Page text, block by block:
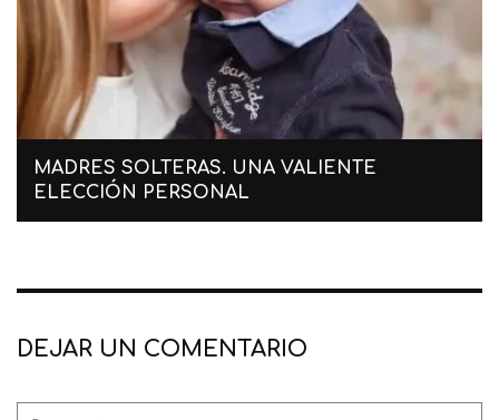
MADRES SOLTERAS. UNA VALIENTE
ELECCIÓN PERSONAL
DEJAR UN COMENTARIO